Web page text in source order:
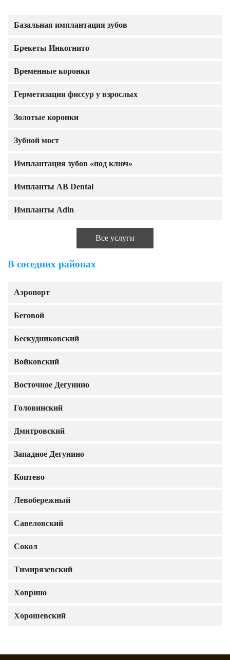
Базальная имплантация зубов
Брекеты Инкогнито
Временные коронки
Герметизация фиссур у взрослых
Золотые коронки
Зубной мост
Имплантация зубов «под ключ»
Импланты AB Dental
Импланты Adin
Все услуги
В соседних районах
Аэропорт
Беговой
Бескудниковский
Войковский
Восточное Дегунино
Головинский
Дмитровский
Западное Дегунино
Коптево
Левобережный
Савеловский
Сокол
Тимирязевский
Ховрино
Хорошевский